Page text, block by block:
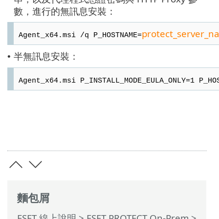
麵包屑
數，進行的無訊息安裝：
Agent_x64.msi /q P_HOSTNAME=
• 半無訊息安裝：
Agent_x64.msi P_INSTALL_MODE_EULA_ONLY=1